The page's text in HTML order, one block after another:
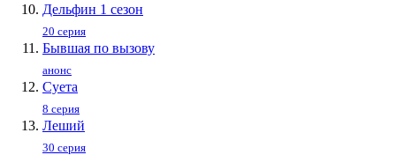
Дельфин 1 сезон
20 серия
Бывшая по вызову
анонс
Суета
8 серия
Леший
30 серия